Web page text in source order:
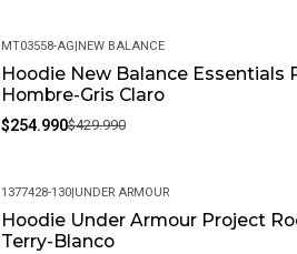
-41%
MT03558-AG|NEW BALANCE
Hoodie New Balance Essentials
Hombre-Gris Claro
$254.990$429.990
-35%
1377428-130|UNDER ARMOUR
Hoodie Under Armour Project
Terry-Blanco